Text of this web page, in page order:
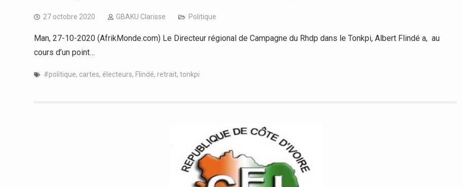
27 octobre 2020 GBAKU Clarisse Politique
Man, 27-10-2020 (AfrikMonde.com) Le Directeur régional de Campagne du Rhdp dans le Tonkpi, Albert Flindé a, au
cours d’un point…
#politique, cartes, électeurs, Flindé, retrait, tonkpi